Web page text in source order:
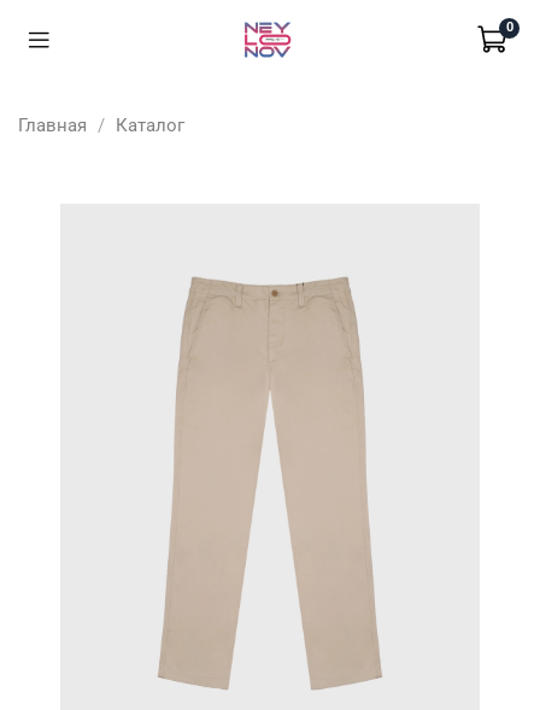
0
Главная Каталог